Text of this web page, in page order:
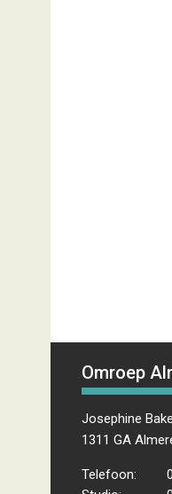
Omroep
Josephine
1311 GA
Telefoon: